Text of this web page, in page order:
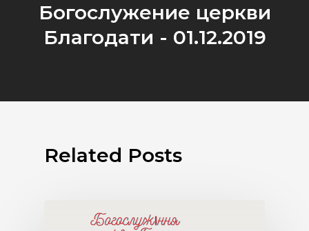
Богослужение церкви
Благодати - 01.12.2019
Related Posts